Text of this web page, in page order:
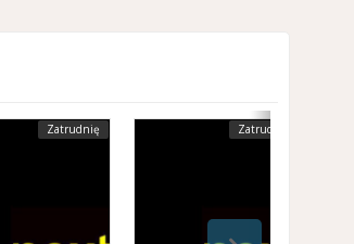
Zatrudnię Zatrudnię